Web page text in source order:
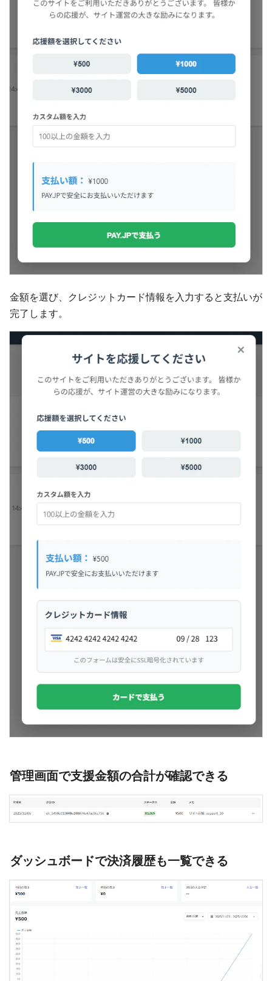
金額を選び、クレジットカード情報を入力すると支払いが
完了します。
管理画面で支援金額の合計が確認できる
ダッシュボードで決済履歴も一覧できる